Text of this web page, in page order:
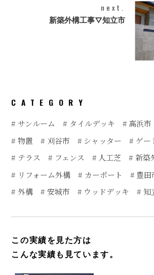
next.
新築外構工事▽知立市
CATEGORY
サンルーム タイルデッキ 高浜市
物置
刈谷市 シャッター ゲー
テラス
フェンス 人工芝
新築
リフォーム外構
カーポート 豊田
外構
安城市 ウッドデッキ 知
この実績を見た方は
こんな実績も見ています。